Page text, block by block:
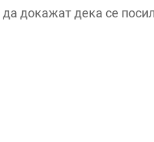
докажат дека се